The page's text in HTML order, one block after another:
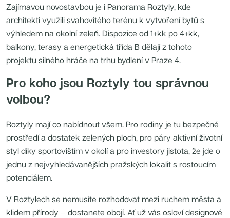
Zajímavou novostavbou je i Panorama Roztyly, kde
architekti využili svahovitého terénu k vytvoření bytů s
výhledem na okolní zeleň. Dispozice od 1+kk po 4+kk,
balkony, terasy a energetická třída B dělají z tohoto
projektu silného hráče na trhu bydlení v Praze 4.
Pro koho jsou Roztyly tou správnou
volbou?
Roztyly mají co nabídnout všem. Pro rodiny je tu bezpečné
prostředí a dostatek zelených ploch, pro páry aktivní životní
styl díky sportovištím v okolí a pro investory jistota, že jde o
jednu z nejvyhledávanějších pražských lokalit s rostoucím
potenciálem.
V Roztylech se nemusíte rozhodovat mezi ruchem města a
klidem přírody – dostanete obojí. Ať už vás osloví designové
Nový byt 4+kk - Villa Chuchle
Rezidence v Údolí
Semerínka
Hagibor Kappa
Nový byt 5+kk - Villa Chuchle
Aldrov Resort
Villa Chuchle
Nový byt 3+kk - VARTA
Žít Braník
RANTA Barrandov IV
Slavíkova 6
Střížkovský dvůr
Radimský Mlýn
Polská 52
PORTTI Kladno II
Linea Pura
Lihovar Smíchov Sever
Idylka Lochkov